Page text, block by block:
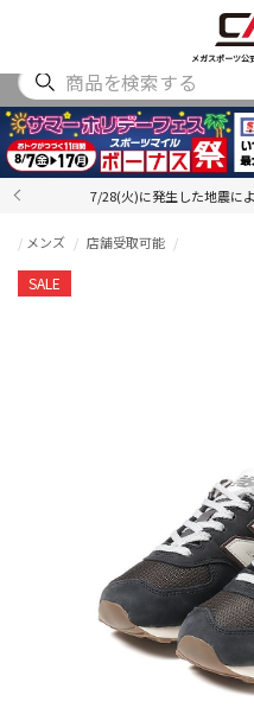
メガスポーツ公
7/28(火)に発生した地震に
SALE
メンズ 店舗受取可能